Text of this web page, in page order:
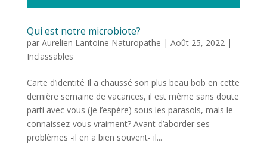
Qui est notre microbiote?
par Aurelien Lantoine Naturopathe | Août 25, 2022|
Inclassables
Carte d’identité Il a chaussé son plus beau bob en cette
dernière semaine de vacances, il est même sans doute
parti avec vous (je l’espère) sous les parasols, mais le
connaissez-vous vraiment? Avant d’aborder ses
problèmes -il en a bien souvent- il...